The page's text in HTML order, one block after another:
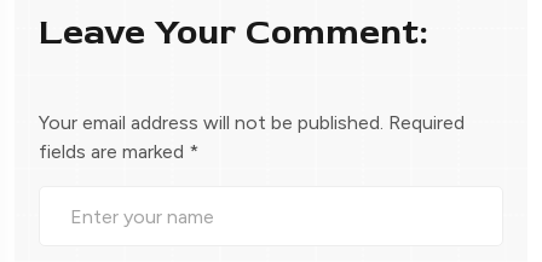
Leave Your Comment:
Your email address will not be published. Required
fields are marked *